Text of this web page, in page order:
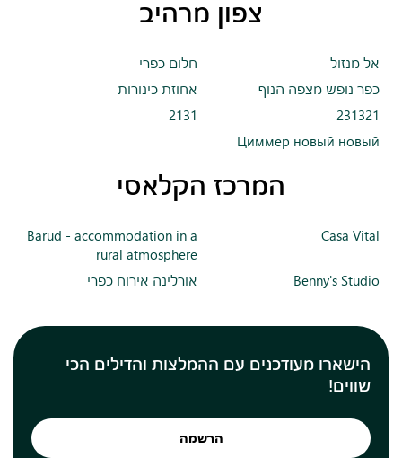
צפון מרהיב
אל מנזול
חלום כפרי
כפר נופש מצפה הנוף
אחוזת כינורות
231321
2131
Циммер новый новый
המרכז הקלאסי
Casa Vital
Barud - accommodation in a
rural atmosphere
Benny's Studio
אורלינה אירוח כפרי
הישארו מעודכנים עם ההמלצות והדילים הכי
שווים!
הרשמה